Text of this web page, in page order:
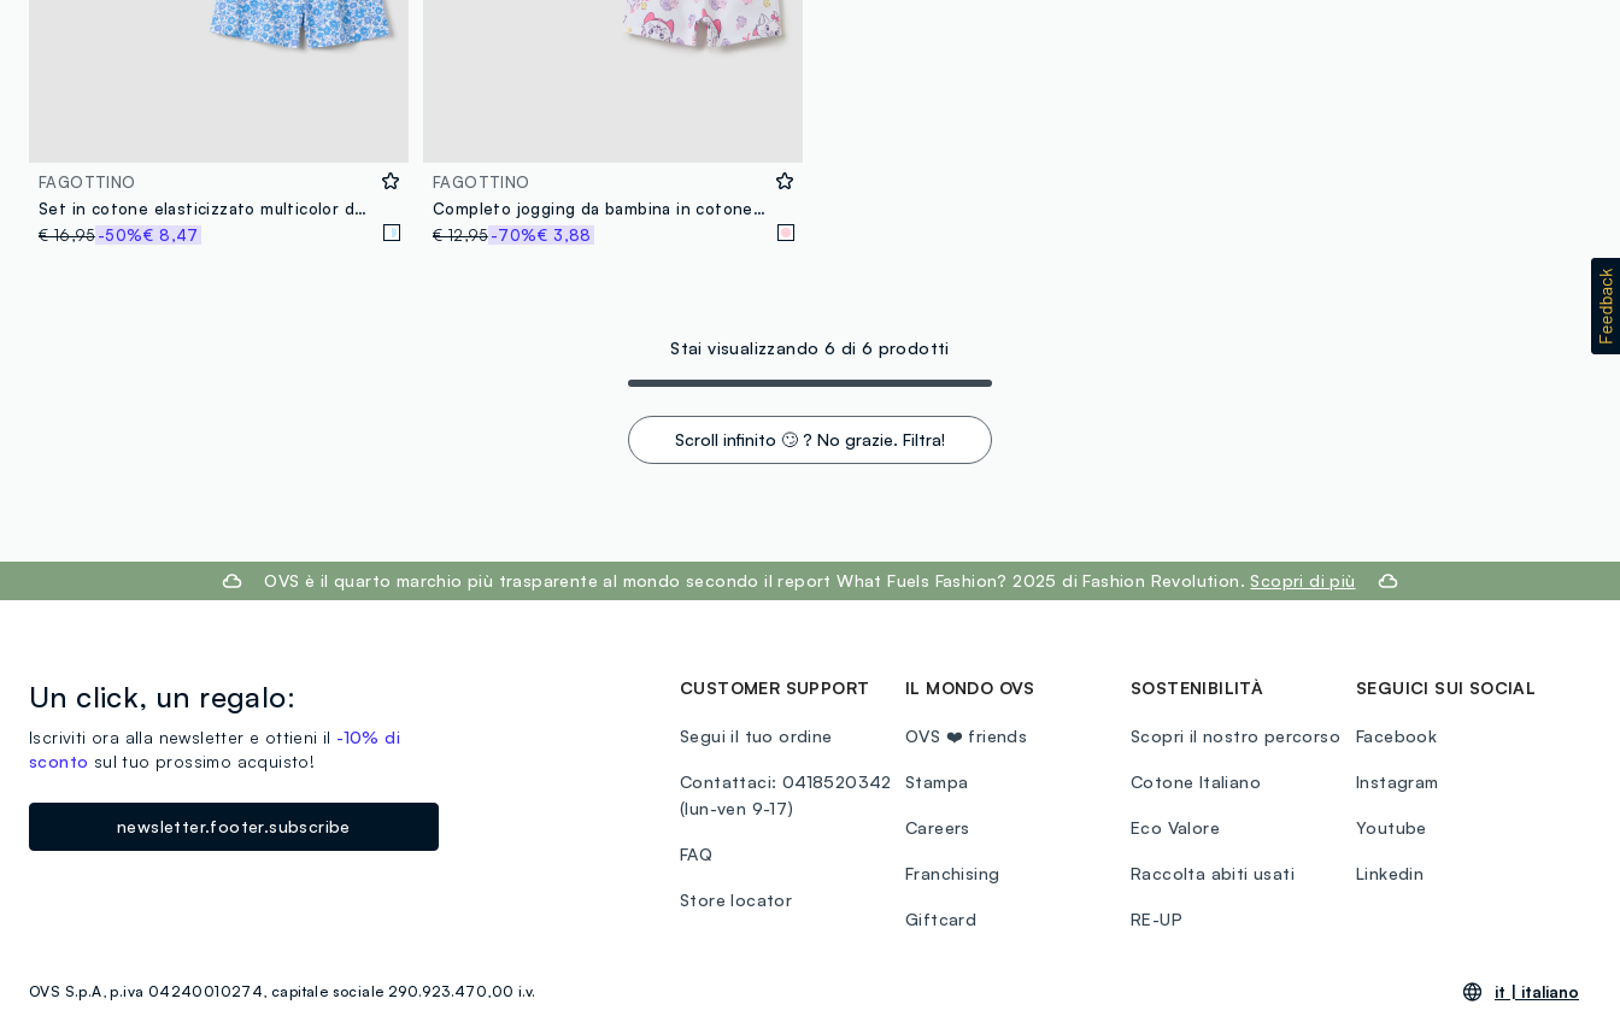
FAGOTTINO
Set in cotone elasticizzato multicolor da bimba con stampa Aristogatti
€ 16,95-50%€ 8,47
FAGOTTINO
Completo jogging da bambina in cotone elasticizzato rosa regular fit
€ 12,95-70%€ 3,88
Stai visualizzando 6 di 6 prodotti
Scroll infinito 🙄 ? No grazie. Filtra!
OVS è il quarto marchio più trasparente al mondo secondo il report What Fuels Fashion? 2025 di Fashion Revolution. Scopri di più
Un click, un regalo:
Iscriviti ora alla newsletter e ottieni il -10% di
sconto sul tuo prossimo acquisto!
newsletter.footer.subscribe
CUSTOMER SUPPORT
Segui il tuo ordine
Contattaci: 0418520342
(lun-ven 9-17)
FAQ
Store locator
IL MONDO OVS
OVS ❤️ friends
Stampa
Careers
Franchising
Giftcard
SOSTENIBILITÀ
Scopri il nostro percorso
Cotone Italiano
Eco Valore
Raccolta abiti usati
RE-UP
SEGUICI SUI SOCIAL
Facebook
Instagram
Youtube
Linkedin
OVS S.p.A, p.iva 04240010274, capitale sociale 290.923.470,00 i.v. it | italiano